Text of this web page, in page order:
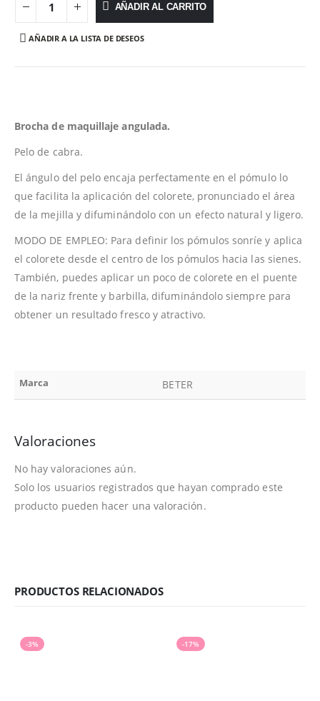
AÑADIR AL CARRITO
AÑADIR A LA LISTA DE DESEOS
Brocha de maquillaje angulada.
Pelo de cabra.
El ángulo del pelo encaja perfectamente en el pómulo lo
que facilita la aplicación del colorete, pronunciado el área
de la mejilla y difuminándolo con un efecto natural y ligero.
MODO DE EMPLEO: Para definir los pómulos sonríe y aplica
el colorete desde el centro de los pómulos hacia las sienes.
También, puedes aplicar un poco de colorete en el puente
de la nariz frente y barbilla, difuminándolo siempre para
obtener un resultado fresco y atractivo.
Marca BETER
Valoraciones
No hay valoraciones aún.
Solo los usuarios registrados que hayan comprado este
producto pueden hacer una valoración.
PRODUCTOS RELACIONADOS
-3% -17%